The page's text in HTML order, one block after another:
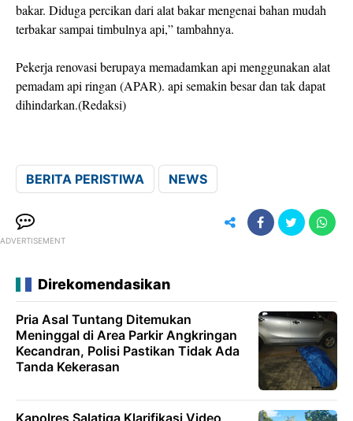
bakar. Diduga percikan dari alat bakar mengenai bahan mudah
terbakar sampai timbulnya api,” tambahnya.
Pekerja renovasi berupaya memadamkan api menggunakan alat
pemadam api ringan (APAR). api semakin besar dan tak dapat
dihindarkan.(Redaksi)
BERITA PERISTIWA NEWS
ADVERTISEMENT
Direkomendasikan
Pria Asal Tuntang Ditemukan
Meninggal di Area Parkir Angkringan
Kecandran, Polisi Pastikan Tidak Ada
Tanda Kekerasan
Kapolres Salatiga Klarifikasi Video